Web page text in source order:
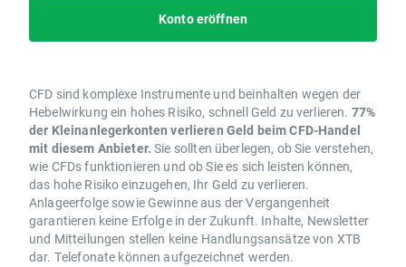
Konto eröffnen
CFD sind komplexe Instrumente und beinhalten wegen der
Hebelwirkung ein hohes Risiko, schnell Geld zu verlieren. 77%
der Kleinanlegerkonten verlieren Geld beim CFD-Handel
mit diesem Anbieter. Sie sollten überlegen, ob Sie verstehen,
wie CFDs funktionieren und ob Sie es sich leisten können,
das hohe Risiko einzugehen, Ihr Geld zu verlieren.
Anlageerfolge sowie Gewinne aus der Vergangenheit
garantieren keine Erfolge in der Zukunft. Inhalte, Newsletter
und Mitteilungen stellen keine Handlungsansätze von XTB
dar. Telefonate können aufgezeichnet werden.